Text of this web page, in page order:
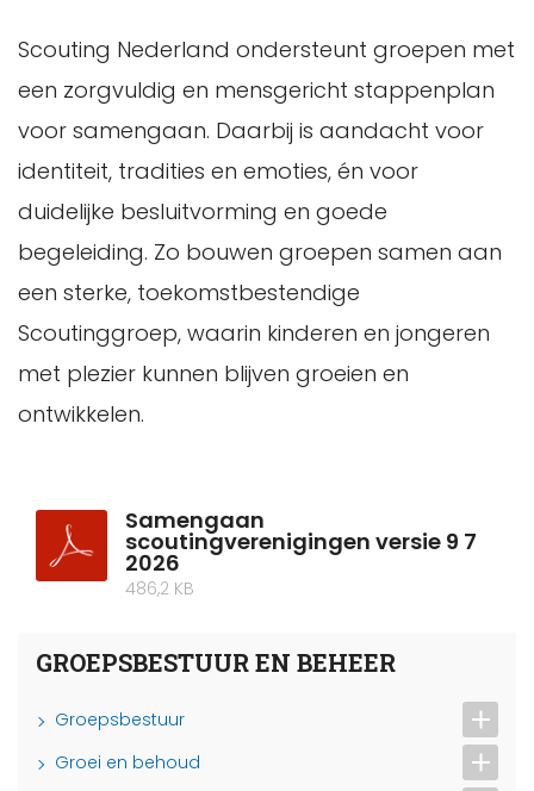
Scouting Nederland ondersteunt groepen met
een zorgvuldig en mensgericht stappenplan
voor samengaan. Daarbij is aandacht voor
identiteit, tradities en emoties, én voor
duidelijke besluitvorming en goede
begeleiding. Zo bouwen groepen samen aan
een sterke, toekomstbestendige
Scoutinggroep, waarin kinderen en jongeren
met plezier kunnen blijven groeien en
ontwikkelen.
Samengaan
scoutingverenigingen versie 9 7
2026
486,2 KB
GROEPSBESTUUR EN BEHEER
Groepsbestuur
Groei en behoud